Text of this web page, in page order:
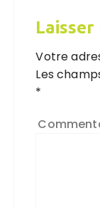
Votre
Les
*